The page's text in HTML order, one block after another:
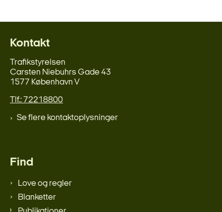
Kontakt
Trafikstyrelsen
Carsten Niebuhrs Gade 43
1577 København V
Tlf.: 72218800
Se flere kontaktoplysninger
Find
Love og regler
Blanketter